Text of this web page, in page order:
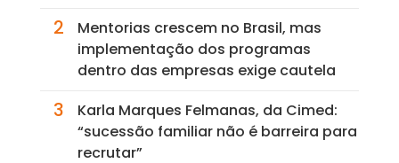
2
Mentorias crescem no Brasil, mas
implementação dos programas
dentro das empresas exige cautela
3
Karla Marques Felmanas, da Cimed:
“sucessão familiar não é barreira para
recrutar”